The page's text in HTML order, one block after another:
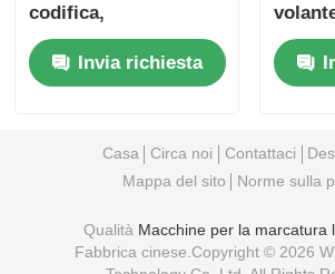
codifica,
incredibilmente
versatile, diverse
configurazioni
Invia richiesta
60W
Casa Circa noi Contattaci
Mappa del sito
Norme sulla
Qualità Macchine per la marcatura
Fabbrica cinese.Copyright © 2026